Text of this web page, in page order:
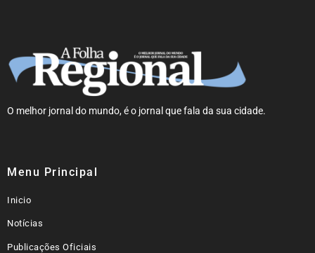
O melhor jornal do mundo, é o jornal que fala da sua cidade.
Menu Principal
Inicio
Notícias
Publicações Oficiais